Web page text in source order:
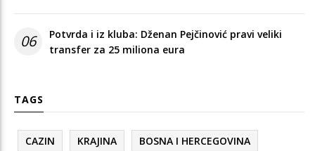
06
Potvrda i iz kluba: Dženan Pejčinović pravi veliki
transfer za 25 miliona eura
TAGS
CAZIN KRAJINA BOSNA I HERCEGOVINA